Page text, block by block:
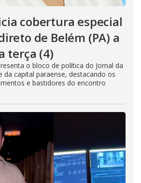
cobertura especial
de Belém (PA) a
terça (4)
o bloco de política do Jornal da
da capital paraense, destacando os
e bastidores do encontro